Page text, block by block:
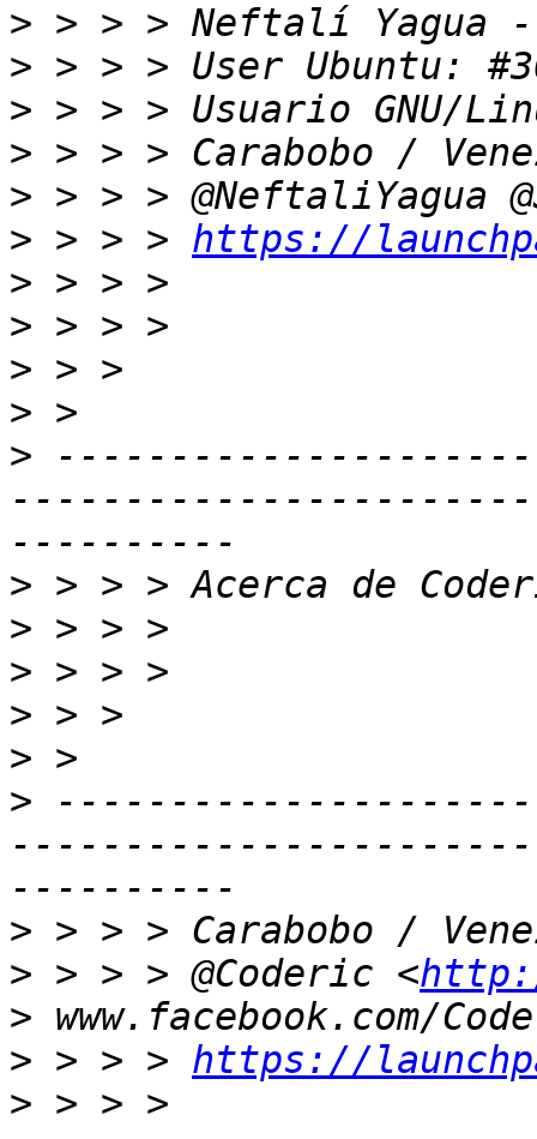
>
>
>
>
>
> > > > https://
>
>
>
>
>
>
>
>
>
>
>
>
> > > > @Coderic <
>
> > > > https://
> > > >